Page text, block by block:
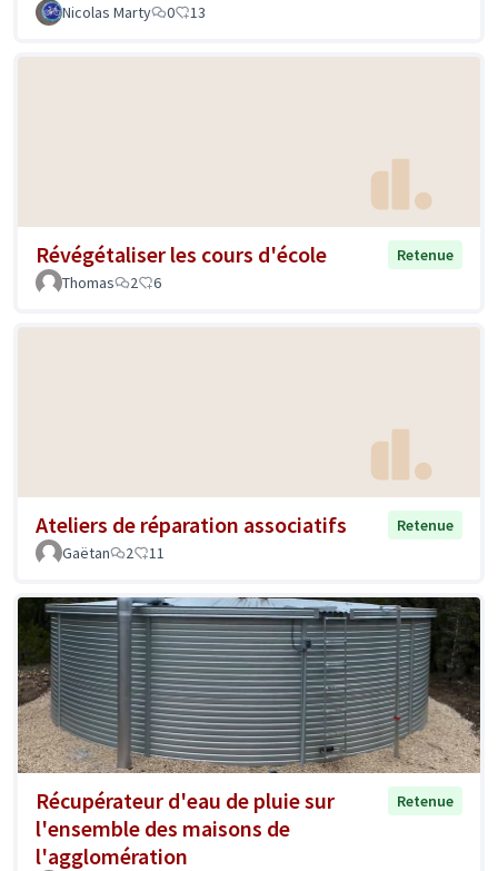
Nicolas Marty 0 13
Révégétaliser les cours d'école
Retenue
Thomas
2 6
Ateliers de réparation associatifs
Retenue
Gaëtan
2 11
Récupérateur d'eau de pluie sur
l'ensemble des maisons de
l'agglomération
Retenue